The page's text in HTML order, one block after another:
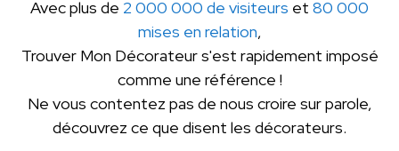
Avec plus de 2 000 000 de visiteurs et 80 000
mises en relation,
Trouver Mon Décorateur s'est rapidement imposé
comme une référence !
Ne vous contentez pas de nous croire sur parole,
découvrez ce que disent les décorateurs.